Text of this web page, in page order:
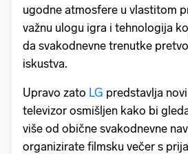
ugodne atmosfere u vlastitom
važnu ulogu igra i tehnologija
da svakodnevne trenutke
iskustva.
Upravo zato LG predstavlja novi
televizor osmišljen kako bi
više od obične svakodnevne
organizirate filmsku večer s